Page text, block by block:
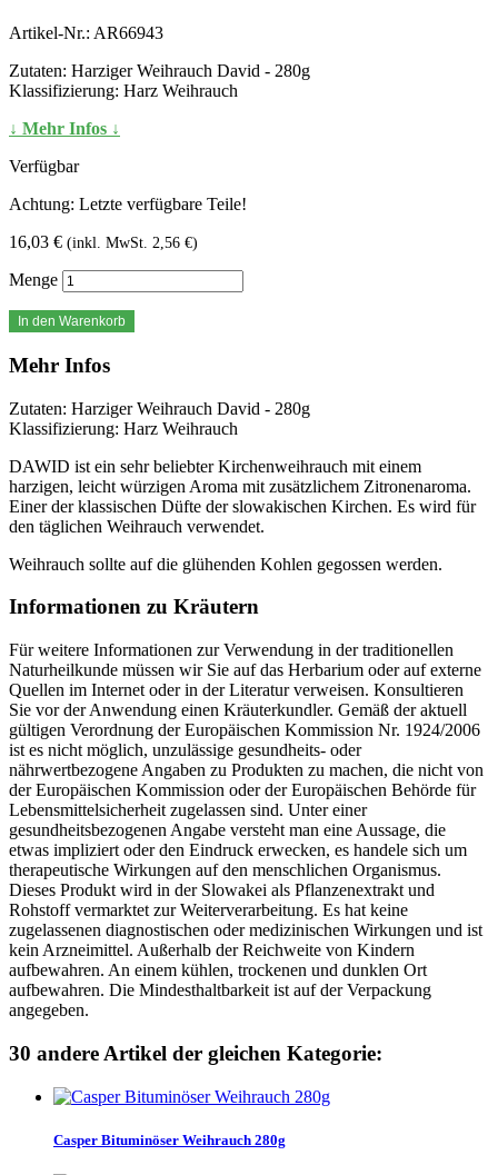
Artikel-Nr.: AR66943
Zutaten: Harziger Weihrauch David - 280g
Klassifizierung: Harz Weihrauch
↓ Mehr Infos ↓
Verfügbar
Achtung: Letzte verfügbare Teile!
16,03 € (inkl. MwSt. 2,56 €)
Menge
In den Warenkorb
Mehr Infos
Zutaten: Harziger Weihrauch David - 280g
Klassifizierung: Harz Weihrauch
DAWID ist ein sehr beliebter Kirchenweihrauch mit einem
harzigen, leicht würzigen Aroma mit zusätzlichem Zitronenaroma.
Einer der klassischen Düfte der slowakischen Kirchen. Es wird für
den täglichen Weihrauch verwendet.
Weihrauch sollte auf die glühenden Kohlen gegossen werden.
Informationen zu Kräutern
Für weitere Informationen zur Verwendung in der traditionellen
Naturheilkunde müssen wir Sie auf das Herbarium oder auf externe
Quellen im Internet oder in der Literatur verweisen. Konsultieren
Sie vor der Anwendung einen Kräuterkundler. Gemäß der aktuell
gültigen Verordnung der Europäischen Kommission Nr. 1924/2006
ist es nicht möglich, unzulässige gesundheits- oder
nährwertbezogene Angaben zu Produkten zu machen, die nicht von
der Europäischen Kommission oder der Europäischen Behörde für
Lebensmittelsicherheit zugelassen sind. Unter einer
gesundheitsbezogenen Angabe versteht man eine Aussage, die
etwas impliziert oder den Eindruck erwecken, es handele sich um
therapeutische Wirkungen auf den menschlichen Organismus.
Dieses Produkt wird in der Slowakei als Pflanzenextrakt und
Rohstoff vermarktet zur Weiterverarbeitung. Es hat keine
zugelassenen diagnostischen oder medizinischen Wirkungen und ist
kein Arzneimittel. Außerhalb der Reichweite von Kindern
aufbewahren. An einem kühlen, trockenen und dunklen Ort
aufbewahren. Die Mindesthaltbarkeit ist auf der Verpackung
angegeben.
30 andere Artikel der gleichen Kategorie:
Casper Bituminöser Weihrauch 280g